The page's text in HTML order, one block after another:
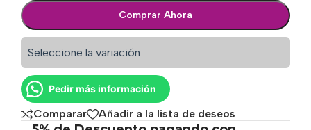
Comprar Ahora
Seleccione la variación
Pedir más información
Comparar Añadir a la lista de deseos